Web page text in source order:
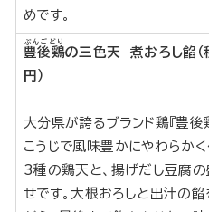
めです。
豊後鶏
ぶんごどり
の三色天 煮おろし餡
円）
大分県が誇るブランド鶏『豊後
こうじで風味豊かにやわらか
3種の鶏天と、揚げだし豆腐の
せです。大根おろしと出汁の